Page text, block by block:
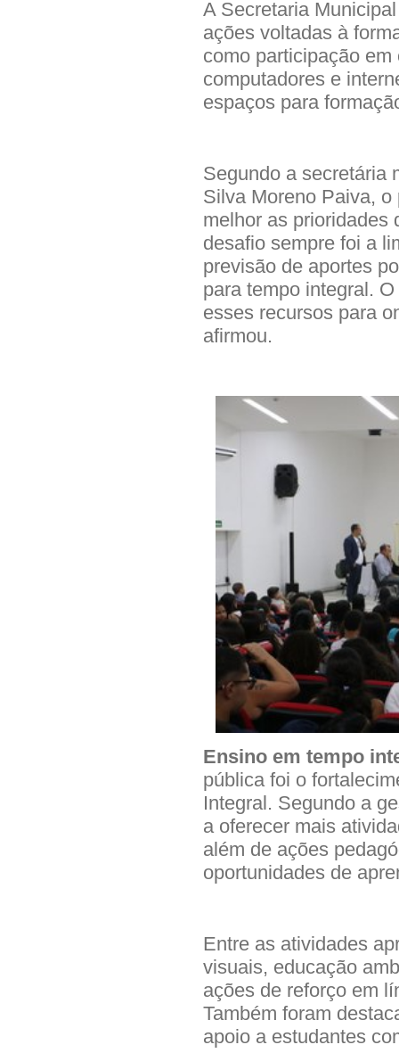
A Secretaria
ações voltadas à
como participação
computadores e
espaços para
Segundo a secretária
Silva Moreno Paiva,
melhor as prioridades
desafio sempre foi a
previsão de aportes
para tempo integral.
esses recursos para
afirmou.
Ensino em tempo
pública foi o
Integral. Segundo a
a oferecer mais
além de ações
oportunidades de
Entre as atividades
visuais, educação
ações de reforço em
Também foram
apoio a estudantes